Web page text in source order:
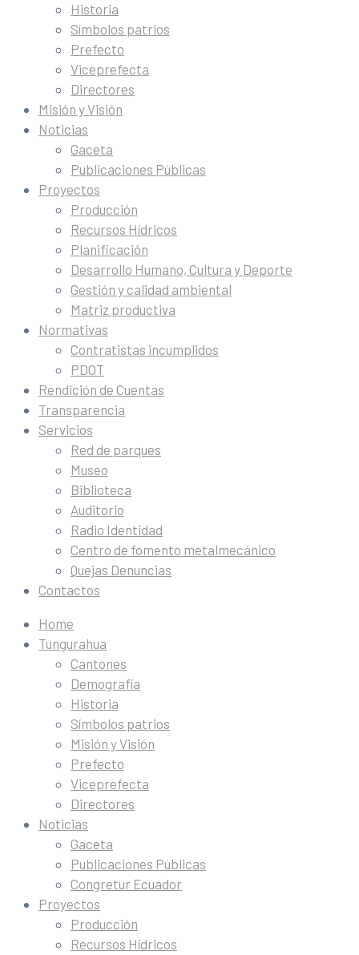
Historia
Símbolos patrios
Prefecto
Viceprefecta
Directores
Misión y Visión
Noticias
Gaceta
Publicaciones Públicas
Proyectos
Producción
Recursos Hídricos
Planificación
Desarrollo Humano, Cultura y Deporte
Gestión y calidad ambiental
Matriz productiva
Normativas
Contratistas incumplidos
PDOT
Rendición de Cuentas
Transparencia
Servicios
Red de parques
Museo
Biblioteca
Auditorio
Radio Identidad
Centro de fomento metalmecánico
Quejas Denuncias
Contactos
Home
Tungurahua
Cantones
Demografía
Historia
Símbolos patrios
Misión y Visión
Prefecto
Viceprefecta
Directores
Noticias
Gaceta
Publicaciones Públicas
Congretur Ecuador
Proyectos
Producción
Recursos Hídricos